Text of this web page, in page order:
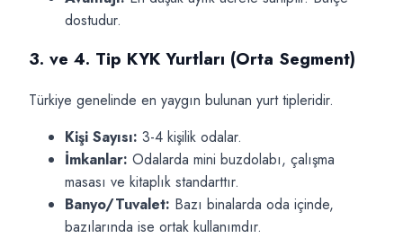
dostudur.
3. ve 4. Tip KYK Yurtları (Orta Segment)
Türkiye genelinde en yaygın bulunan yurt tipleridir.
Kişi Sayısı: 3-4 kişilik odalar.
İmkanlar: Odalarda mini buzdolabı, çalışma
masası ve kitaplık standarttır.
Banyo/Tuvalet: Bazı binalarda oda içinde,
bazılarında ise ortak kullanımdır.